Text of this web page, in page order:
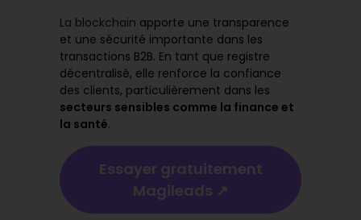
La blockchain apporte une transparence
et une sécurité importante dans les
transactions B2B. En tant que registre
décentralisé, elle renforce la confiance
des clients, particulièrement dans les
secteurs sensibles comme la finance et
la santé.
Essayer gratuitement
Magileads ↗️